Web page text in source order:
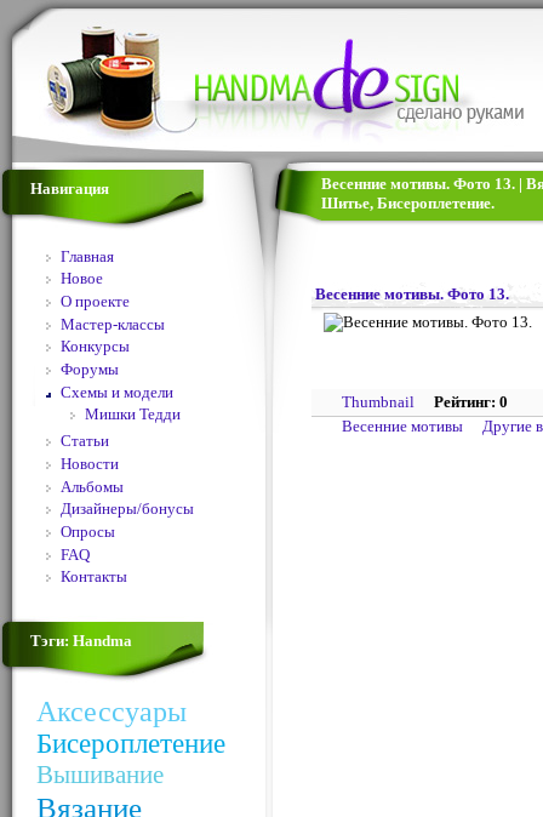
Навигация
Главная
Новое
О проекте
Мастер-классы
Конкурсы
Форумы
Схемы и модели
Мишки Тедди
Статьи
Новости
Альбомы
Дизайнеры/бонусы
Опросы
FAQ
Контакты
Тэги: Handma
Аксессуары
Бисероплетение
Вышивание
Вязание
Весенние мотивы. Фото 13. |
Шитье, Бисероплетение.
Весенние мотивы. Фото 13.
Thumbnail
Рейтинг: 0
Весенние мотивы
Другие